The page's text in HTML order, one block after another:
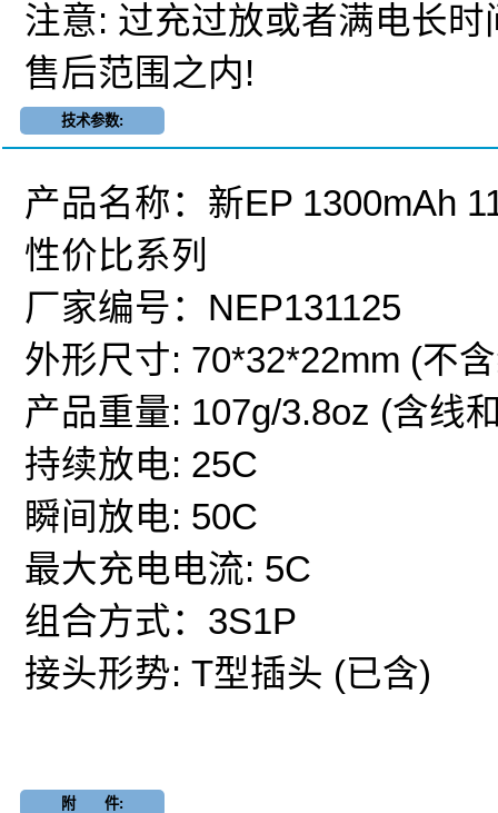
注意: 过充过放或者满电长
售后范围之内!
技术参数:
产品名称：新EP 1300mAh
性价比系列
厂家编号：NEP131125
外形尺寸: 70*32*22mm (不
产品重量: 107g/3.8oz (含线
持续放电: 25C
瞬间放电: 50C
最大充电电流: 5C
组合方式：3S1P
接头形势: T型插头 (已含)
附 件: